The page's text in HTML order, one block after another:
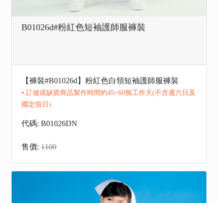
B01026d#粉紅色短袖護師服褲裝
【褲裝#B01026d】粉紅色白領短袖護師服褲裝
⦁ 訂做或缺貨商品製作時間約45~60個工作天(不含週六日及
國定假日)
代碼: B01026DN
售價: 1100